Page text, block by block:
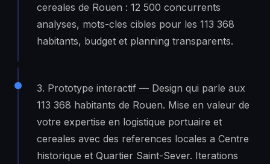
cereales de Rouen : 12 500 concurrents
analyses, mots-cles cibles pour les 113 368
habitants, budget et planning transparents.
3. Prototype interactif — Design qui parle aux
113 368 habitants de Rouen. Mise en valeur de
votre expertise en logistique portuaire et
cereales avec des references locales a Centre
historique et Quartier Saint-Sever. Iterations